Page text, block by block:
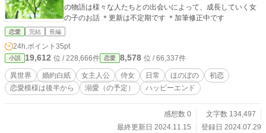
の物語は様々な人たちとの出会いによって、成長していく女
の子のお話 ＊更新は不定期です ＊加筆修正中です
恋愛 完結 長編
24h.ポイント 35pt
小説 19,612 位 / 228,666件 恋愛 8,578 位 / 66,337件
異世界 婚約白紙 女主人公 侍女 日常 ほのぼの
初恋
恋愛模様は後半から
溺愛（の予定） ハッピーエンド
感想数 0
文字数 134,497
最終更新日 2024.11.15
登録日 2024.07.29